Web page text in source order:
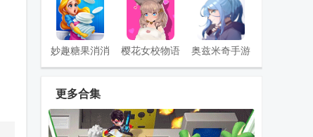
国际版菜单免
费版
妙趣糖果消消
乐手游
樱花女校物语
手游
奥兹米奇手游
orzmic
擦干净抖音小
选技生存大乱
Car Tuning汽
更多合集